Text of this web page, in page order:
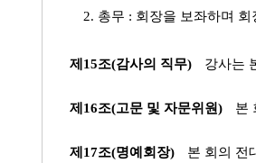
2. 총무 : 회장을 보좌하며
제15조(감사의 직무) 강사는
제16조(고문 및 자문위원) 본
제17조(명예회장) 본 회의 전